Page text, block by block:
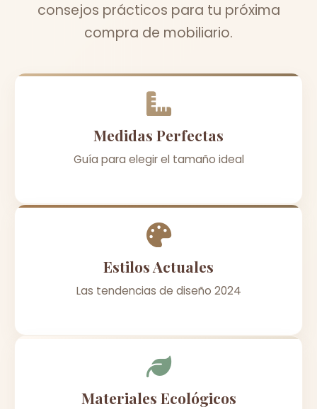
consejos prácticos para tu próxima
compra de mobiliario.
Medidas Perfectas
Guía para elegir el tamaño ideal
Estilos Actuales
Las tendencias de diseño 2024
Materiales Ecológicos